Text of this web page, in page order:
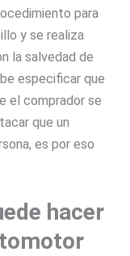
para
y se realiza
la salvedad de
especificar que
el comprador se
que un
es por eso
hacer